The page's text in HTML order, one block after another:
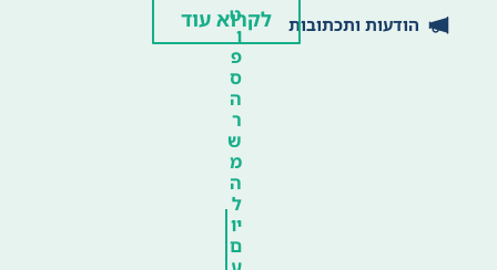
הודעות ותכתובות
ט
ו
פ
ס
ה
ר
ש
מ
ה
ל
יו
ם
לקרוא עוד